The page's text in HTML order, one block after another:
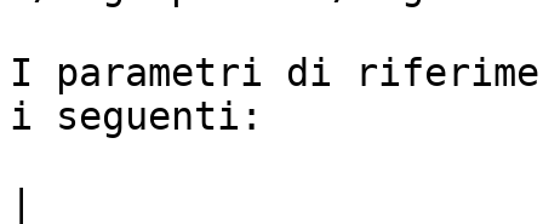
I parametri di
i seguenti: